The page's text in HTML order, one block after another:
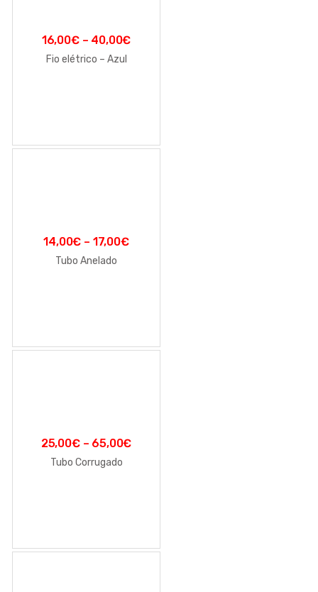
16,00€– 40,00€
Fio elétrico – Azul
14,00€ – 17,00€
Tubo Anelado
25,00€– 65,00€
Tubo Corrugado